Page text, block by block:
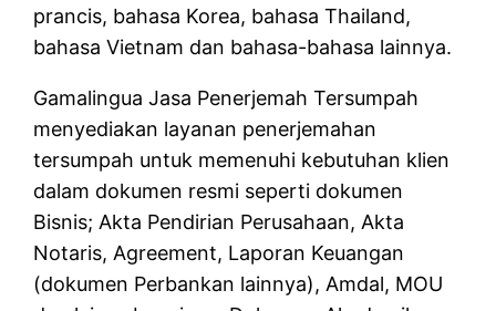
prancis, bahasa Korea, bahasa Thailand,
bahasa Vietnam dan bahasa-bahasa lainnya.
Gamalingua Jasa Penerjemah Tersumpah
menyediakan layanan penerjemahan
tersumpah untuk memenuhi kebutuhan klien
dalam dokumen resmi seperti dokumen
Bisnis; Akta Pendirian Perusahaan, Akta
Notaris, Agreement, Laporan Keuangan
(dokumen Perbankan lainnya), Amdal, MOU